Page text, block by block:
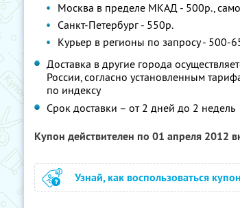
Москва в пределе МКАД - 500р.,
Санкт-Петербург - 550р.
Курьер в регионы по запросу - 500-
Доставка в другие города
России, согласно установленным
по индексу
Срок доставки – от 2 дней до 2 недель
Купон действителен по 01 апреля 2012
Узнай, как воспользоваться